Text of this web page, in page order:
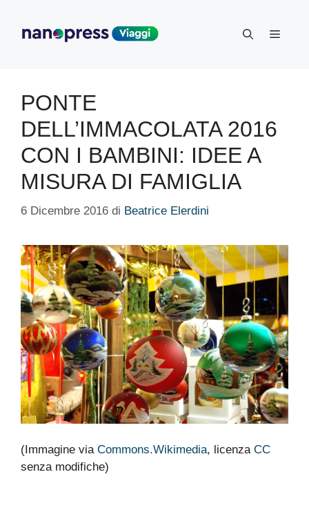
contenuto
Menu
PONTE
DELL’IMMACOLATA 2016
CON I BAMBINI: IDEE A
MISURA DI FAMIGLIA
6 Dicembre 2016 di Beatrice Elerdini
(Immagine via Commons.Wikimedia, licenza CC
senza modifiche)